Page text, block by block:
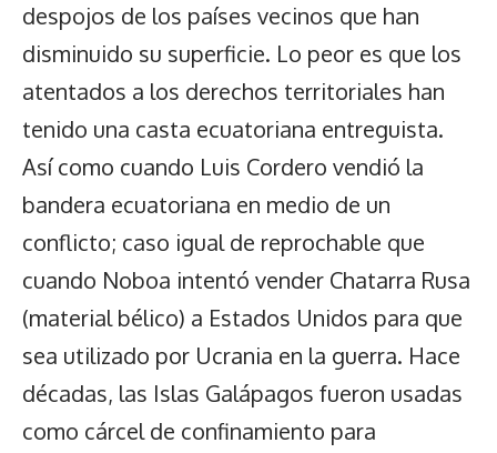
despojos de los países vecinos que han
disminuido su superficie. Lo peor es que los
atentados a los derechos territoriales han
tenido una casta ecuatoriana entreguista.
Así como cuando Luis Cordero vendió la
bandera ecuatoriana en medio de un
conflicto; caso igual de reprochable que
cuando Noboa intentó vender Chatarra Rusa
(material bélico) a Estados Unidos para que
sea utilizado por Ucrania en la guerra. Hace
décadas, las Islas Galápagos fueron usadas
como cárcel de confinamiento para